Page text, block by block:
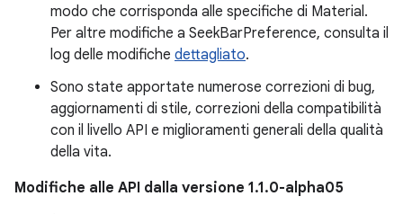
modo che corrisponda alle specifiche di Material.
Per altre modifiche a SeekBarPreference, consulta il
log delle modifiche dettagliato.
Sono state apportate numerose correzioni di bug,
aggiornamenti di stile, correzioni della compatibilità
con il livello API e miglioramenti generali della qualità
della vita.
Modifiche alle API dalla versione 1.1.0-alpha05